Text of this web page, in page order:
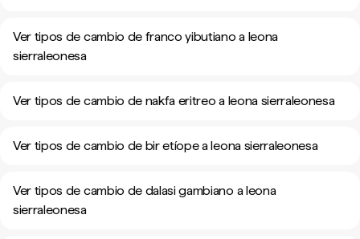
Ver tipos de cambio de franco yibutiano a leona
sierraleonesa
Ver tipos de cambio de nakfa eritreo a leona sierraleonesa
Ver tipos de cambio de bir etíope a leona sierraleonesa
Ver tipos de cambio de dalasi gambiano a leona
sierraleonesa